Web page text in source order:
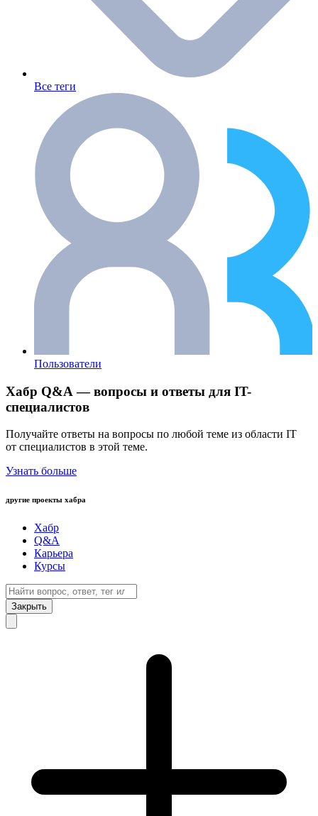
Все теги
Пользователи
Хабр Q&A — вопросы и ответы для IT-
специалистов
Получайте ответы на вопросы по любой теме из области IT
от специалистов в этой теме.
Узнать больше
другие проекты хабра
Хабр
Q&A
Карьера
Курсы
Закрыть